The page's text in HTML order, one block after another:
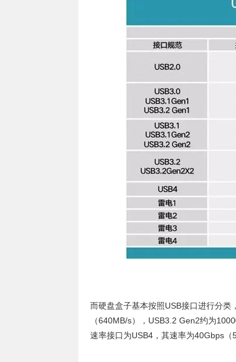
而硬盘盒子基本按照USB接口进行分
（640MB/s），USB3.2 Gen2约为
速率接口为USB4，其速率为40Gbps（